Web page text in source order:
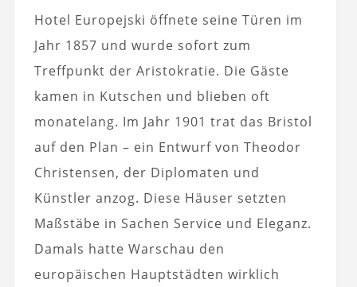
Hotel Europejski öffnete seine Türen im
Jahr 1857 und wurde sofort zum
Treffpunkt der Aristokratie. Die Gäste
kamen in Kutschen und blieben oft
monatelang. Im Jahr 1901 trat das Bristol
auf den Plan – ein Entwurf von Theodor
Christensen, der Diplomaten und
Künstler anzog. Diese Häuser setzten
Maßstäbe in Sachen Service und Eleganz.
Damals hatte Warschau den
europäischen Hauptstädten wirklich